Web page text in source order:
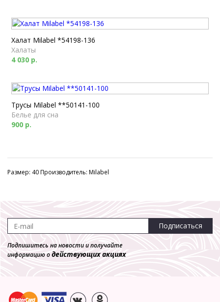
Халат Milabel *54198-136
Халаты
4 030 р.
Трусы Milabel **50141-100
Белье для сна
900 р.
Размер: 40 Производитель: Milabel
Подписаться
Подпишитесь на новости и получайте
информацию одействующих акциях